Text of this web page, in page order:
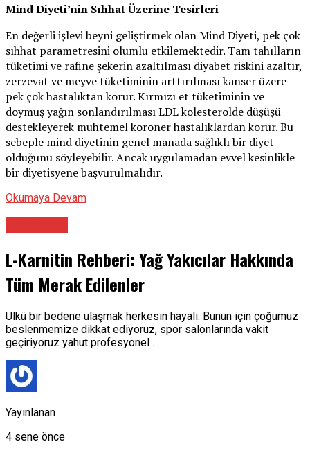
Mind Diyeti’nin Sıhhat Üzerine Tesirleri
En değerli işlevi beyni geliştirmek olan Mind Diyeti, pek çok
sıhhat parametresini olumlu etkilemektedir. Tam tahılların
tüketimi ve rafine şekerin azaltılması diyabet riskini azaltır,
zerzevat ve meyve tüketiminin arttırılması kanser üzere
pek çok hastalıktan korur. Kırmızı et tüketiminin ve
doymuş yağın sonlandırılması LDL kolesterolde düşüşü
destekleyerek muhtemel koroner hastalıklardan korur. Bu
sebeple mind diyetinin genel manada sağlıklı bir diyet
olduğunu söyleyebilir. Ancak uygulamadan evvel kesinlikle
bir diyetisyene başvurulmalıdır.
Okumaya Devam
L-Karnitin Rehberi: Yağ Yakıcılar Hakkında
Tüm Merak Edilenler
Ülkü bir bedene ulaşmak herkesin hayali. Bunun için çoğumuz
beslenmemize dikkat ediyoruz, spor salonlarında vakit
geçiriyoruz yahut profesyonel …
Yayınlanan
4 sene önce